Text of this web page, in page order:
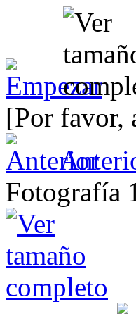
[Por favor,
Fotografía